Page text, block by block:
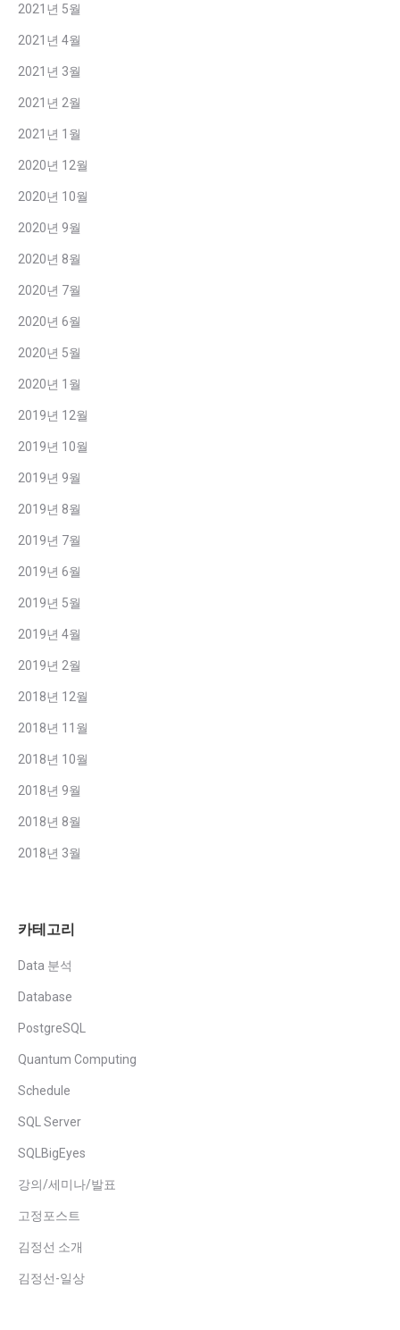
2021년 5월
2021년 4월
2021년 3월
2021년 2월
2021년 1월
2020년 12월
2020년 10월
2020년 9월
2020년 8월
2020년 7월
2020년 6월
2020년 5월
2020년 1월
2019년 12월
2019년 10월
2019년 9월
2019년 8월
2019년 7월
2019년 6월
2019년 5월
2019년 4월
2019년 2월
2018년 12월
2018년 11월
2018년 10월
2018년 9월
2018년 8월
2018년 3월
카테고리
Data 분석
Database
PostgreSQL
Quantum Computing
Schedule
SQL Server
SQLBigEyes
강의/세미나/발표
고정포스트
김정선 소개
김정선-일상